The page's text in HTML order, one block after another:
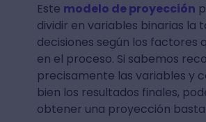
Este modelo de proyección
dividir en variables binarias la
decisiones según los factores
en el proceso. Si sabemos
precisamente las variables y
bien los resultados finales,
obtener una proyección